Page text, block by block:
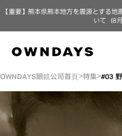
【重要】熊本県熊本地方を震源とする
いて（8
OWNDAYS眼鏡公司首頁 特集 #03